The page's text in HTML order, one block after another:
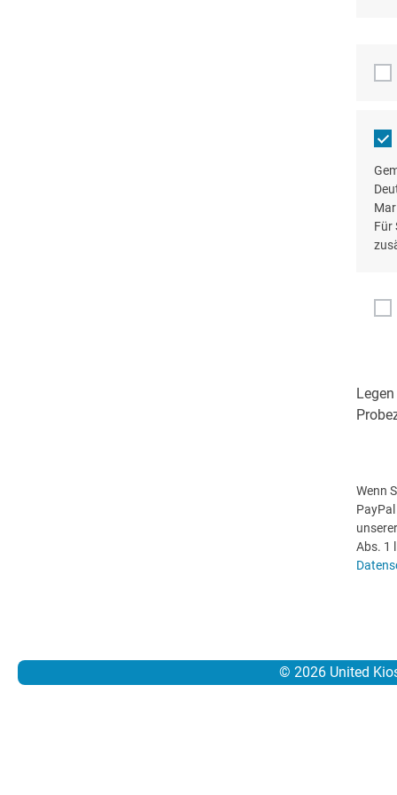
Für
Wenn
Abs. 1
© 2026 United